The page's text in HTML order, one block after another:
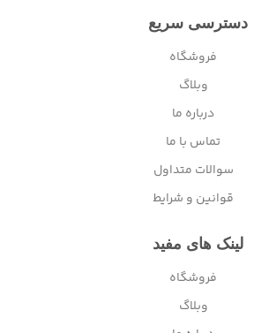
دسترسی سریع
فروشگاه
وبلاگ
درباره ما
تماس با ما
سوالات متداول
قوانین و شرایط
لینک های مفید
فروشگاه
وبلاگ